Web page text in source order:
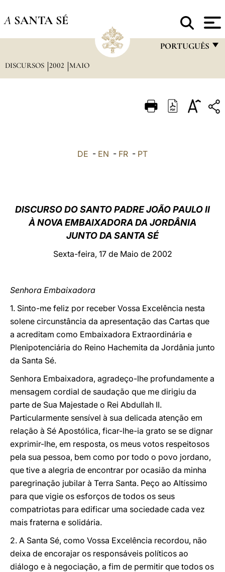
A SANTA SÉ
PORTUGUÊS
ITALIANO
العربيّة
中文
DISCURSOS 2002 MAIO
DE - EN - FR - PT
DISCURSO DO SANTO PADRE JOÃO PAULO II
À NOVA EMBAIXADORA DA JORDÂNIA
JUNTO DA SANTA SÉ
Sexta-feira, 17 de Maio de 2002
Senhora Embaixadora
1. Sinto-me feliz por receber Vossa Excelência nesta
solene circunstância da apresentação das Cartas que
a acreditam como Embaixadora Extraordinária e
Plenipotenciária do Reino Hachemita da Jordânia junto
da Santa Sé.
Senhora Embaixadora, agradeço-lhe profundamente a
mensagem cordial de saudação que me dirigiu da
parte de Sua Majestade o Rei Abdullah II.
Particularmente sensível à sua delicada atenção em
relação à Sé Apostólica, ficar-lhe-ia grato se se dignar
exprimir-lhe, em resposta, os meus votos respeitosos
pela sua pessoa, bem como por todo o povo jordano,
que tive a alegria de encontrar por ocasião da minha
paregrinação jubilar à Terra Santa. Peço ao Altíssimo
para que vigie os esforços de todos os seus
compatriotas para edificar uma sociedade cada vez
mais fraterna e solidária.
2. A Santa Sé, como Vossa Excelência recordou, não
deixa de encorajar os responsáveis políticos ao
diálogo e à negociação, a fim de permitir que todos os